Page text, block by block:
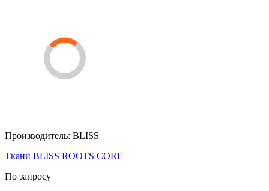
Производитель: BLISS
Ткани BLISS ROOTS CORE
По запросу